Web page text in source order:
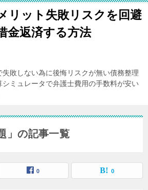
リット失敗リスクを回避
金返済する方法
敗しない為に後悔リスクが無い債務整理
ミュレータで弁護士費用の手数料が安い
」の記事一覧
0 0